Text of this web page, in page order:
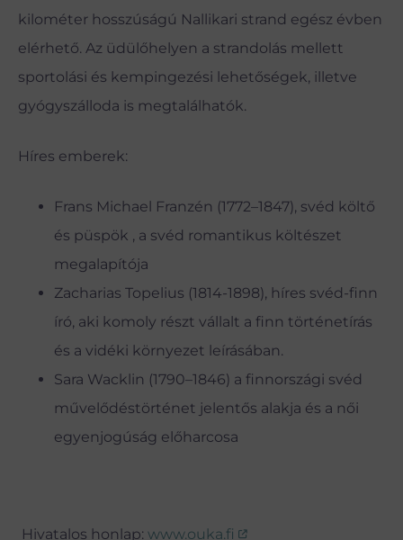
kilométer hosszúságú Nallikari strand egész évben
elérhető. Az üdülőhelyen a strandolás mellett
sportolási és kempingezési lehetőségek, illetve
gyógyszálloda is megtalálhatók.
Híres emberek:
Frans Michael Franzén (1772–1847), svéd költő
és püspök , a svéd romantikus költészet
megalapítója
Zacharias Topelius (1814-1898), híres svéd-finn
író, aki komoly részt vállalt a finn történetírás
és a vidéki környezet leírásában.
Sara Wacklin (1790–1846) a finnországi svéd
művelődéstörténet jelentős alakja és a női
egyenjogúság előharcosa
Hivatalos honlap: www.ouka.fi